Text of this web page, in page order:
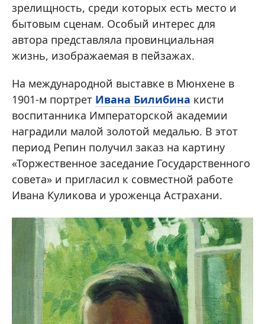
зрелищность, среди которых есть место и
бытовым сценам. Особый интерес для
автора представляла провинциальная
жизнь, изображаемая в пейзажах.
На международной выставке в Мюнхене в
1901-м портрет Ивана Билибина кисти
воспитанника Императорской академии
наградили малой золотой медалью. В этот
период Репин получил заказ на картину
«Торжественное заседание Государственного
совета» и пригласил к совместной работе
Ивана Куликова и уроженца Астрахани.